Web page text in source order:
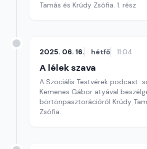
Tamás és Krúdy Zsófia. 1. rész
2025. 06. 16. hétfő 11:04
A lélek szava
A Szociális Testvérek podcast-
Kemenes Gábor atyával
börtönpasztorációról Krúdy
Zsófia.